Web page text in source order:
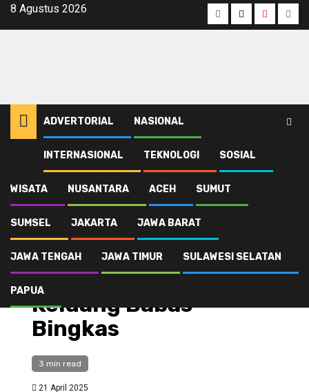
Skip8 Agustus 2026 Facebook
TwitterYoutube
ADVERTORIAL NASIONAL
INTERNASIONAL TEKNOLOGI SOSIAL
WISATA NUSANTARA ACEH SUMUT
SUMSEL JAKARTA JAWA BARAT
JAWA TENGAH JAWA TIMUR SULAWESI SELATAN
PAPUA
Publik
Kondisi Jalan Kabupaten A1- A4 Keluang Babas-Bingkas
Publik Sumsel
Kondisi Jalan
Kabupaten A1- A4
Keluang Babas-
Bingkas
3 min read
21 April 2025